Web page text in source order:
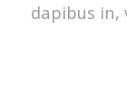
dapibus in,